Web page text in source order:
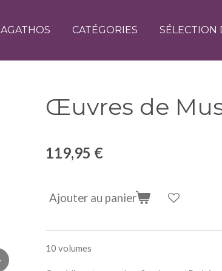
AGATHOS CATÉGORIES SÉLECTION
Œuvres de
119,95 €
Ajouter au panier
10 volumes